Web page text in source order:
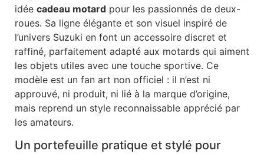
idée cadeau motard pour les passionnés de deux-
roues. Sa ligne élégante et son visuel inspiré de
l’univers Suzuki en font un accessoire discret et
raffiné, parfaitement adapté aux motards qui aiment
les objets utiles avec une touche sportive. Ce
modèle est un fan art non officiel : il n’est ni
approuvé, ni produit, ni lié à la marque d’origine,
mais reprend un style reconnaissable apprécié par
les amateurs.
Un portefeuille pratique et stylé pour